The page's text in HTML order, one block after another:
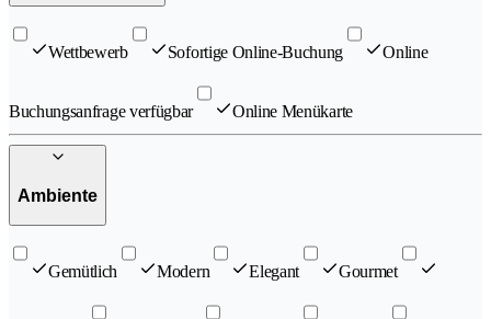
Wettbewerb Sofortige Online-Buchung Online
Buchungsanfrage verfügbar Online Menükarte
Ambiente
Gemütlich Modern Elegant Gourmet